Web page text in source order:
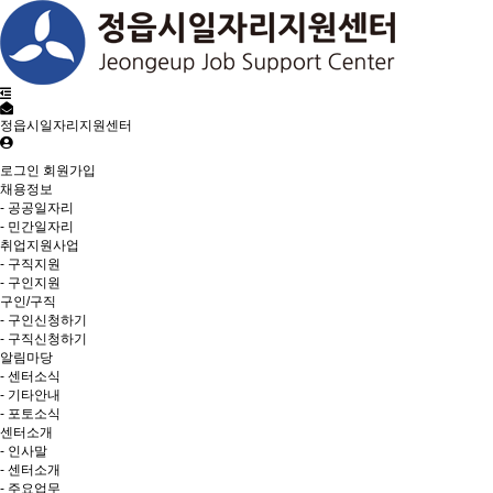
정읍시일자리지원센터
로그인 회원가입
채용정보
- 공공일자리
- 민간일자리
취업지원사업
- 구직지원
- 구인지원
구인/구직
- 구인신청하기
- 구직신청하기
알림마당
- 센터소식
- 기타안내
- 포토소식
센터소개
- 인사말
- 센터소개
- 주요업무